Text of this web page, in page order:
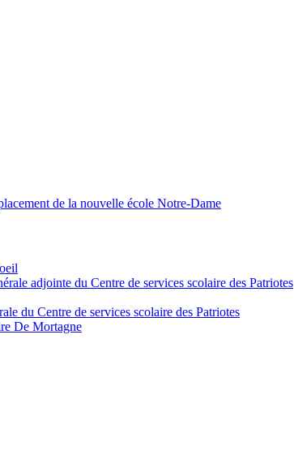
de la nouvelle école Notre-Dame
adjointe du Centre de services scolaire des Patriotes
du Centre de services scolaire des Patriotes
De Mortagne